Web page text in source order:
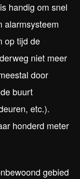
handig om snel
alarmsysteem
op tijd de
niet meer
door
buurt
etc.).
honderd meter
gebied